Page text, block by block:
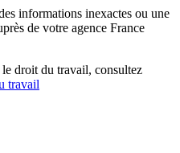
informations inexactes ou une
de votre agence France
le droit du travail, consultez
travail